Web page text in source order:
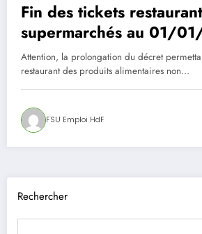
Fin des tickets
supermarchés au 01/
Attention, la prolongation du décret
restaurant des produits alimentaires non…
FSU Emploi HdF
Rechercher